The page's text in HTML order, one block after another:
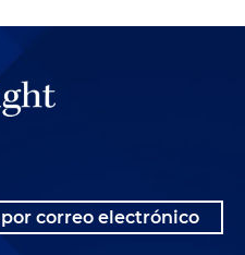
correo electrónico